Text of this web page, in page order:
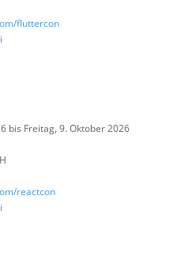
fluttercon
bis Freitag, 9. Oktober 2026
reactcon